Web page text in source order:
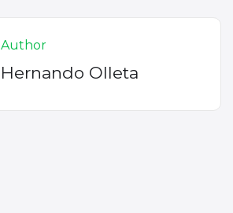
Author
Hernando Olleta